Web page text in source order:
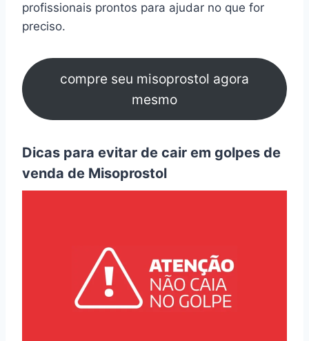
profissionais prontos para ajudar no que for
preciso.
compre seu misoprostol agora
mesmo
Dicas para evitar de cair em golpes de
venda de Misoprostol